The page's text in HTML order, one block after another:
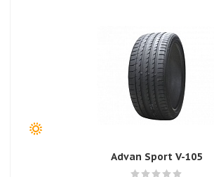
Advan Sport V-105